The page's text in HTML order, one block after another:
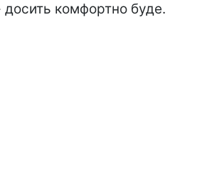
комфортно буде.